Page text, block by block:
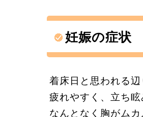
妊娠の症状
着床日と思われる
疲れやすく、立ち眩
なんとなく胸がム